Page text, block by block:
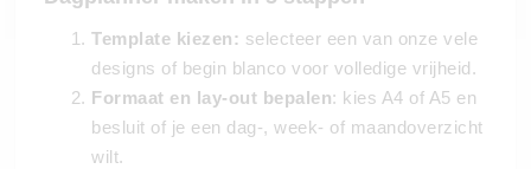
Template kiezen: selecteer een van onze vele
designs of begin blanco voor volledige vrijheid.
Formaat en lay-out bepalen: kies A4 of A5 en
besluit of je een dag-, week- of maandoverzicht
wilt.